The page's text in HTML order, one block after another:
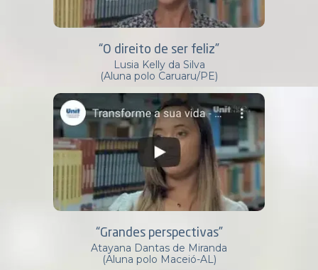
“O direito de ser feliz”
Lusia Kelly da Silva
(Aluna polo Caruaru/PE)
“Grandes perspectivas”
Atayana Dantas de Miranda
(Aluna polo Maceió-AL)